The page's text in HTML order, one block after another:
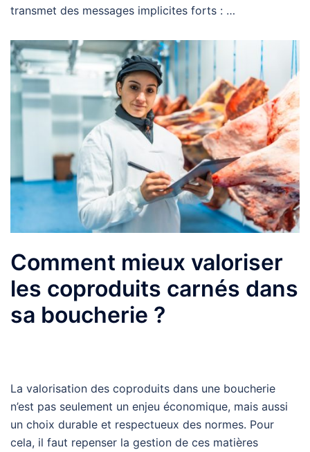
transmet des messages implicites forts : …
Comment mieux valoriser
les coproduits carnés dans
sa boucherie ?
La valorisation des coproduits dans une boucherie
n’est pas seulement un enjeu économique, mais aussi
un choix durable et respectueux des normes. Pour
cela, il faut repenser la gestion de ces matières